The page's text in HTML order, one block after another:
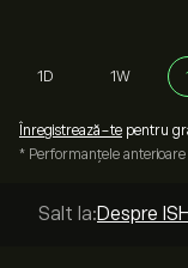
1D 1W
Înregistrează-te pentru
* Performanțele
Salt la:Despre